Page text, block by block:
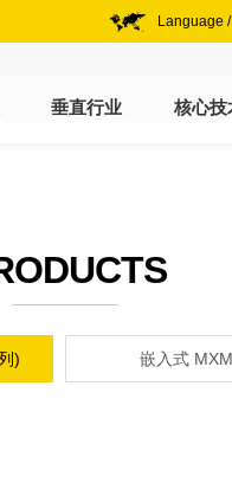
Language
垂直行业 核心技
) 嵌入式